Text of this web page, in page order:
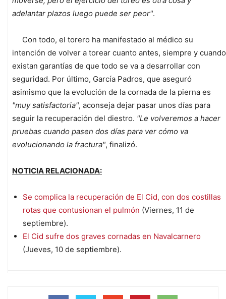
adelantar plazos luego puede ser peor".
Con todo, el torero ha manifestado al médico su
intención de volver a torear cuanto antes, siempre y cuando
existan garantías de que todo se va a desarrollar con
seguridad. Por último, García Padros, que aseguró
asimismo que la evolución de la cornada de la pierna es
"muy satisfactoria", aconseja dejar pasar unos días para
seguir la recuperación del diestro. "Le volveremos a hacer
pruebas cuando pasen dos días para ver cómo va
evolucionando la fractura", finalizó.
NOTICIA RELACIONADA:
Se complica la recuperación de El Cid, con dos costillas
rotas que contusionan el pulmón (Viernes, 11 de
septiembre).
El Cid sufre dos graves cornadas en Navalcarnero
(Jueves, 10 de septiembre).